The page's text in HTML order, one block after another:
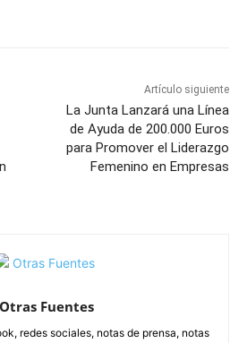
Artículo siguiente
La Junta Lanzará una Línea
de Ayuda de 200.000 Euros
para Promover el Liderazgo
Femenino en Empresas
Otras Fuentes
redes sociales, notas de prensa, notas